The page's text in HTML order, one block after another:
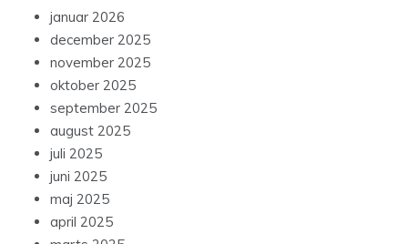
januar 2026
december 2025
november 2025
oktober 2025
september 2025
august 2025
juli 2025
juni 2025
maj 2025
april 2025